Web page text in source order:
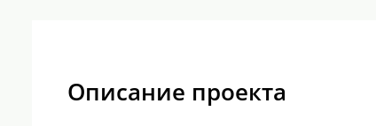
Описание проекта